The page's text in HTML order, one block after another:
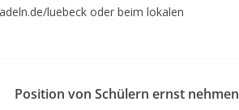
luebeck oder beim lokalen
Position von Schülern ernst nehmen